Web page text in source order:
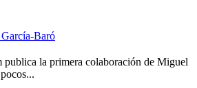
Baró
la primera colaboración de Miguel